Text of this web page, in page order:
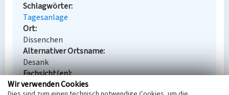
Schlagwörter
Tagesanlage
Ort
Dissenchen
Alternativer Ortsname
Desank
Fachsicht(en)
Denkmalpflege
Wir verwenden Cookies